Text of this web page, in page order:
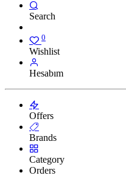
Search
0
Wishlist
Hesabım
Offers
Brands
Category
Orders